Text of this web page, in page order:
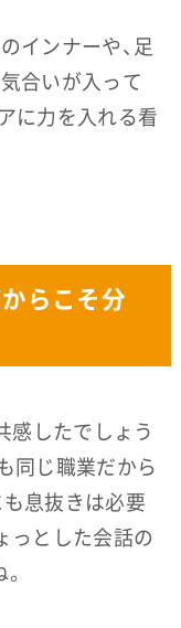
インナーや、足
合いが入って
に力を入れる看
らこそ分
感したでしょう
同じ職業だから
息抜きは必要
っとした会話の